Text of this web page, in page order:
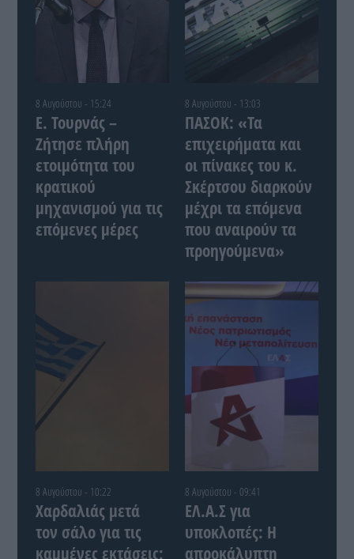
8 Αυγούστου - 15:24
Ε. Τουρνάς –
Ζήτησε πλήρη
ετοιμότητα του
κρατικού
μηχανισμού για τις
επόμενες μέρες
8 Αυγούστου - 13:03
ΠΑΣΟΚ: «Τα
επιχειρήματα και
οι πίνακες του κ.
Σκέρτσου διαρκούν
μέχρι τα επόμενα
που αναιρούν τα
προηγούμενα»
8 Αυγούστου - 10:22
Χαρδαλιάς μετά
τον σάλο για τις
καμμένες εκτάσεις:
8 Αυγούστου - 09:41
ΕΛ.Α.Σ για
υποκλοπές: Η
απροκάλυπτη